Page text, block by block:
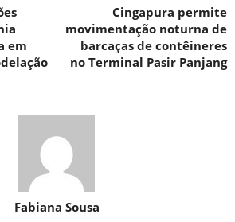
em
Cingapura permite
movimentação noturna de
barcaças de contêineres
no Terminal Pasir Panjang
Fabiana Sousa